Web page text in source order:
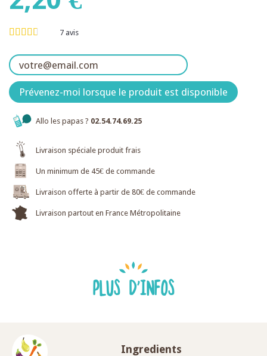
7 avis
Prévenez-moi lorsque le produit est disponible
Allo les papas ? 02.54.74.69.25
Livraison spéciale produit frais
Un minimum de 45€ de commande
Livraison offerte à partir de 80€ de commande
Livraison partout en France Métropolitaine
PLUS D'INFOS
Ingredients